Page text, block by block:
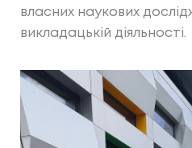
власних наукових
викладацькій діяльності.